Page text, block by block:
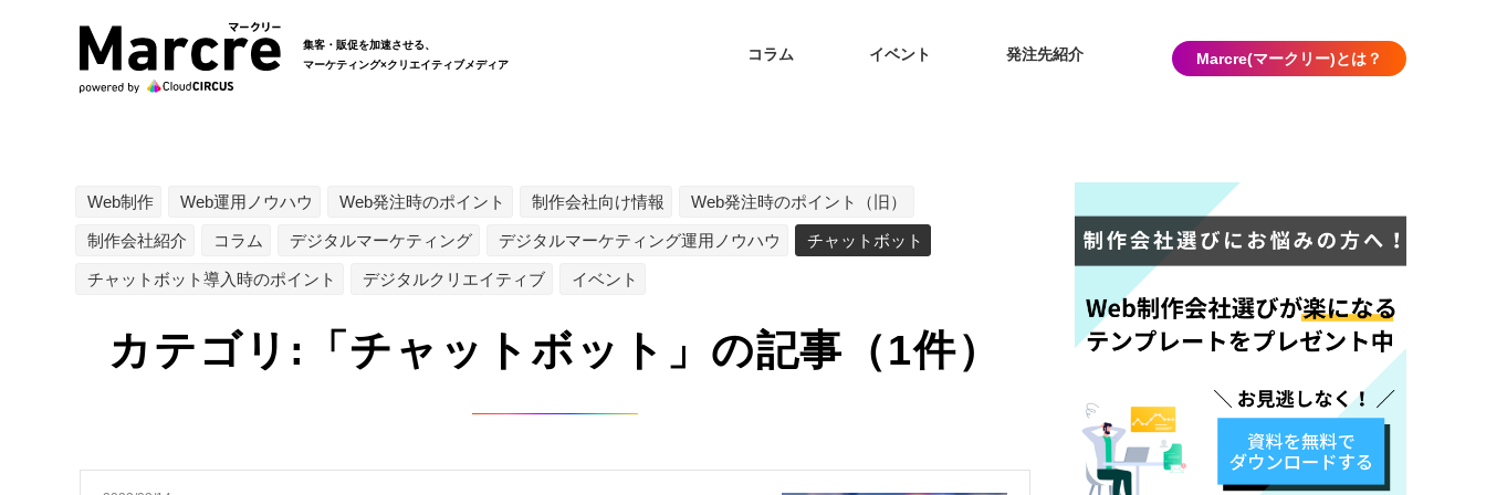
集客・販促を加速させる、
マーケティング×クリエイティブメディア
コラム イベント 発注先紹介 Marcre(マークリー)とは？
Web制作 Web運用ノウハウ Web発注時のポイント 制作会社向け情報 Web発注時のポイント（旧）
制作会社紹介 コラム デジタルマーケティング デジタルマーケティング運用ノウハウ チャットボット
チャットボット導入時のポイント デジタルクリエイティブ イベント
カテゴリ:「チャットボット」の記事（1件）